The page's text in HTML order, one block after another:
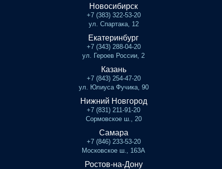
Новосибирск
+7 (383) 322-53-20
ул. Спартака, 12
Екатеринбург
+7 (343) 288-04-20
ул. Героев России, 2
Казань
+7 (843) 254-47-20
ул. Юлиуса Фучика, 90
Нижний Новгород
+7 (831) 211-91-20
Сормовское ш., 20
Самара
+7 (846) 233-53-20
Московское ш., 163А
Ростов-на-Дону